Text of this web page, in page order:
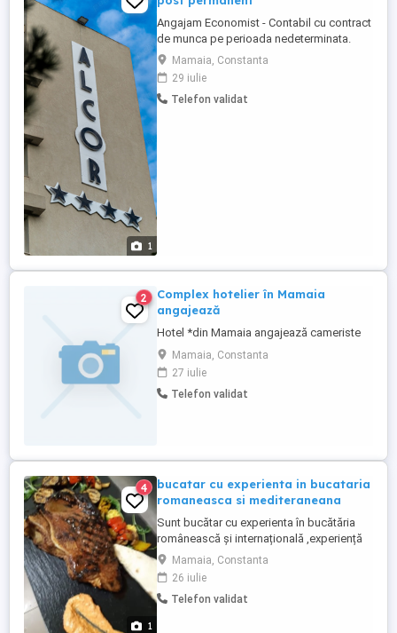
1
Angajam Economist - Contabil cu contract
de munca pe perioada nedeterminata.
Cerintele postului sunt de evidentiere
contabila generala, inclusiv operatiuni de
inchidere balanta de verificare in program
de operare SAGA si in programul de
Mamaia, Constanta
29 iulie
Telefon validat
2
Complex hotelier în Mamaia
angajează
Hotel *din Mamaia angajează cameriste
Mamaia, Constanta
27 iulie
Telefon validat
1
4
bucatar cu experienta in bucataria
romaneasca si mediteraneana
Sunt bucătar cu experienta în bucătăria
românească și internațională ,experiență
în a la carte și all inclusiv ,doresc
colaborare
Mamaia, Constanta
26 iulie
Telefon validat